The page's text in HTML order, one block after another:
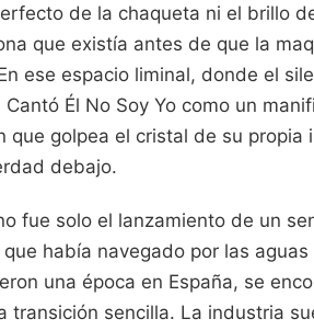
de la chaqueta ni el brillo
que existía antes de que la
ese espacio liminal, donde el
Él No Soy Yo como un
que golpea el cristal de su propia
debajo.
fue solo el lanzamiento de un
había navegado por las
una época en España, se
transición sencilla. La industria